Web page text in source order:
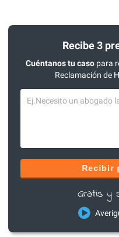
Recibe 3
Cuéntanos tu casopara
Reclamación de
Recibir
Gratis y